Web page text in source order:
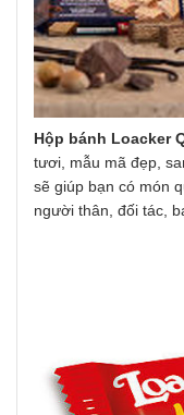
Hộp bánh Loacker
tươi, mẫu mã đẹp,
sẽ giúp bạn có món
người thân, đối tác,